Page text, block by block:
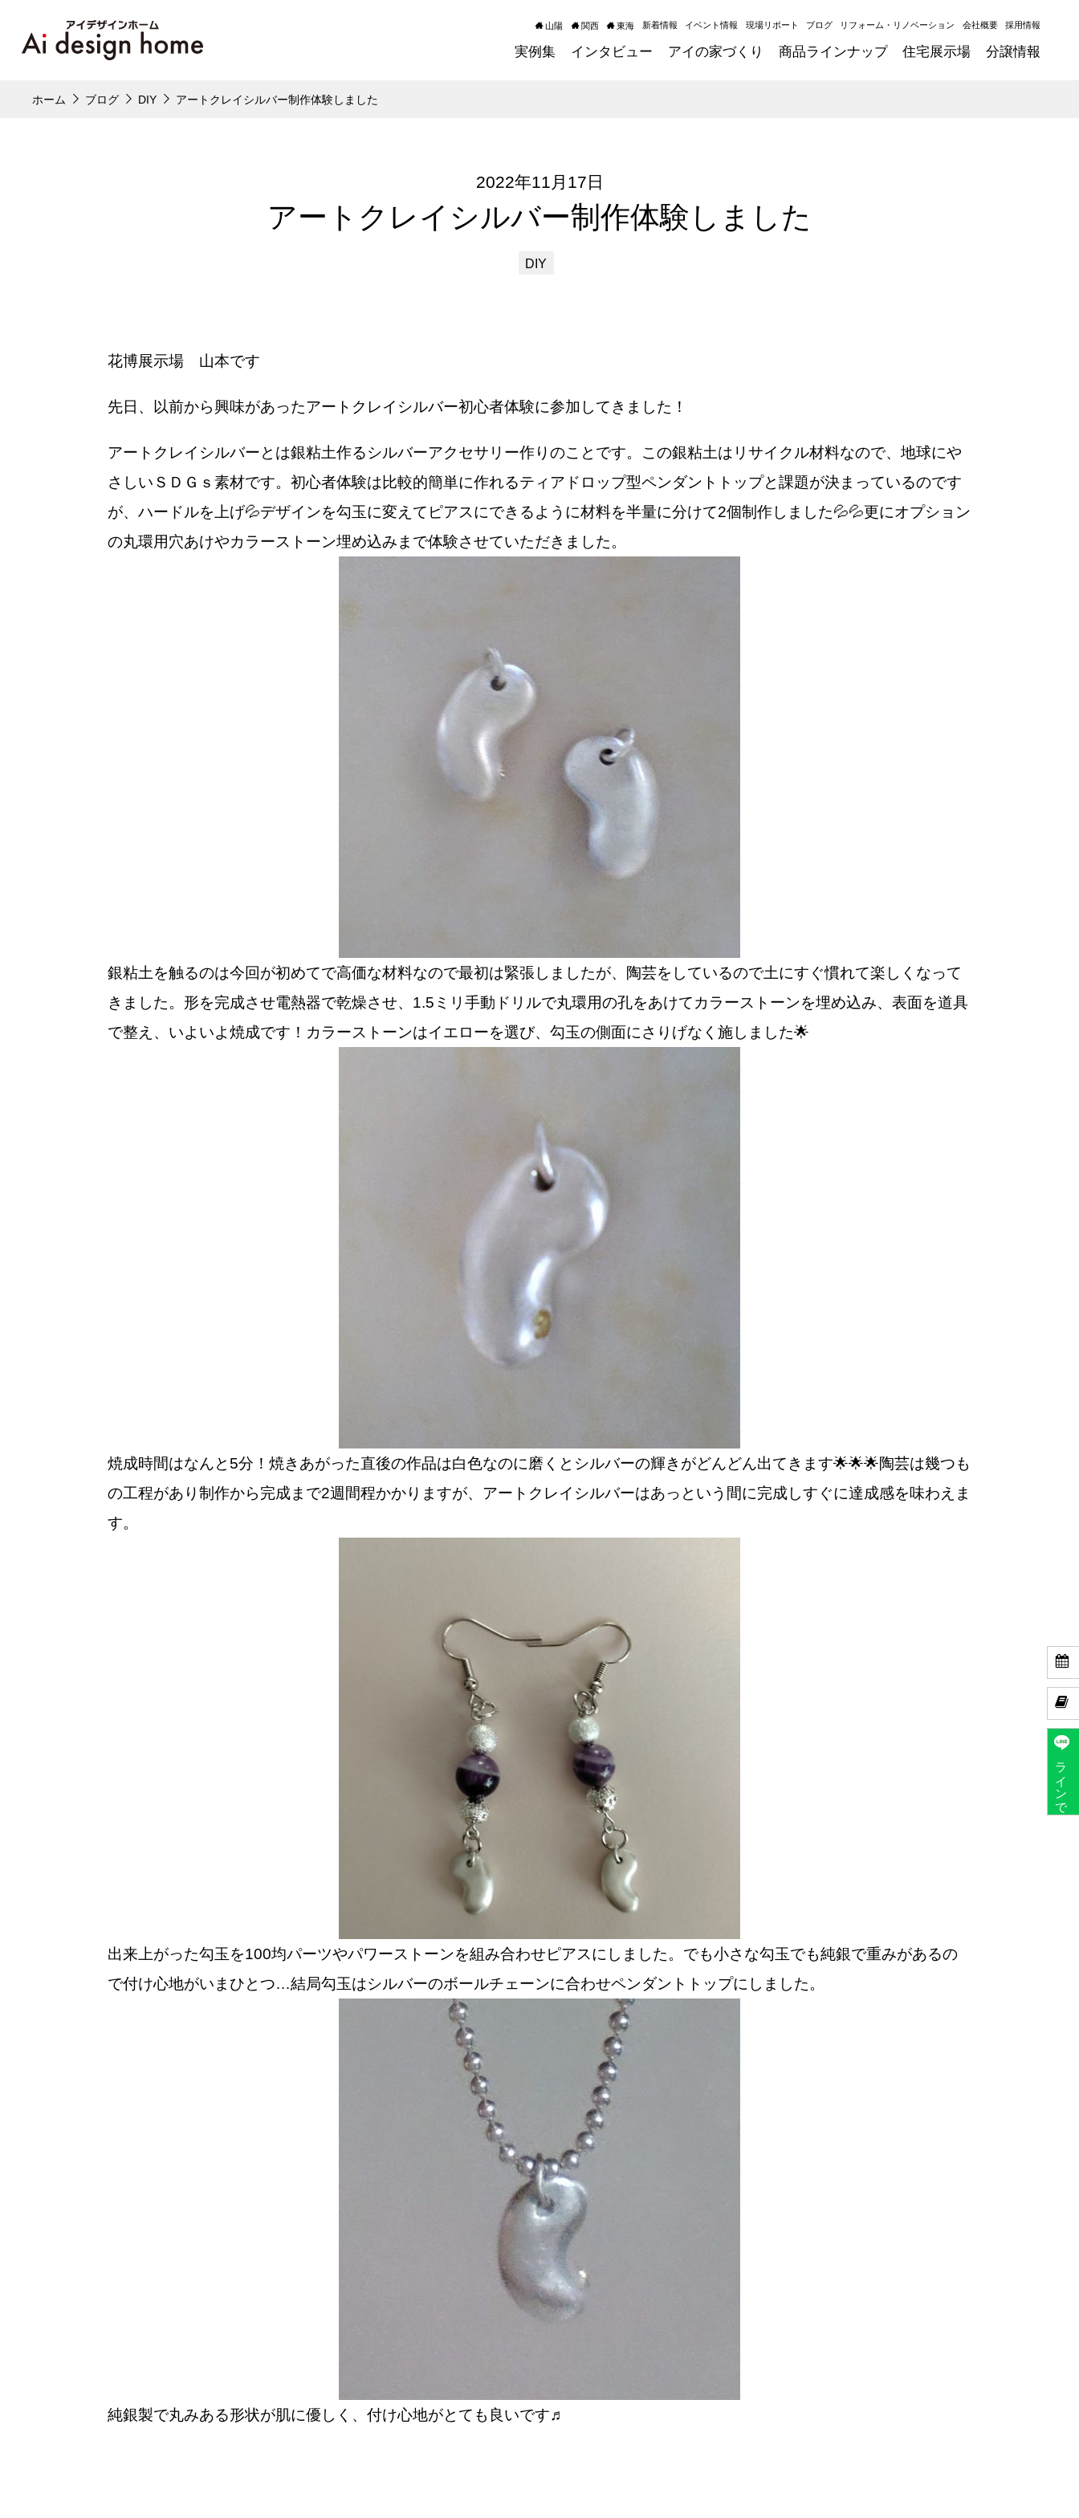


ラインで予約
山陽 関西 東海 新着情報 イベント情報 現場リポート ブログ リフォーム・リノベーション 会社概要 採用情報
実例集 インタビュー アイの家づくり 商品ラインナップ 住宅展示場 分譲情報
ホーム ブログ DIY アートクレイシルバー制作体験しました
2022年11月17日
アートクレイシルバー制作体験しました
DIY
花博展示場 山本です
先日、以前から興味があったアートクレイシルバー初心者体験に参加してきました！
アートクレイシルバーとは銀粘土作るシルバーアクセサリー作りのことです。この銀粘土はリサイクル材料なので、地球にや
さしいＳＤＧｓ素材です。初心者体験は比較的簡単に作れるティアドロップ型ペンダントトップと課題が決まっているのです
が、ハードルを上げ💦デザインを勾玉に変えてピアスにできるように材料を半量に分けて2個制作しました💦💦更にオプション
の丸環用穴あけやカラーストーン埋め込みまで体験させていただきました。
銀粘土を触るのは今回が初めてで高価な材料なので最初は緊張しましたが、陶芸をしているので土にすぐ慣れて楽しくなって
きました。形を完成させ電熱器で乾燥させ、1.5ミリ手動ドリルで丸環用の孔をあけてカラーストーンを埋め込み、表面を道具
で整え、いよいよ焼成です！カラーストーンはイエローを選び、勾玉の側面にさりげなく施しました🌟
焼成時間はなんと5分！焼きあがった直後の作品は白色なのに磨くとシルバーの輝きがどんどん出てきます🌟🌟🌟陶芸は幾つも
の工程があり制作から完成まで2週間程かかりますが、アートクレイシルバーはあっという間に完成しすぐに達成感を味わえま
す。
出来上がった勾玉を100均パーツやパワーストーンを組み合わせピアスにしました。でも小さな勾玉でも純銀で重みがあるの
で付け心地がいまひとつ…結局勾玉はシルバーのボールチェーンに合わせペンダントトップにしました。
純銀製で丸みある形状が肌に優しく、付け心地がとても良いです♬